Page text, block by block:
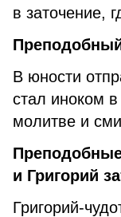
в заточение,
В юности
стал иноком
молитве и
и Григорий
Григорий-